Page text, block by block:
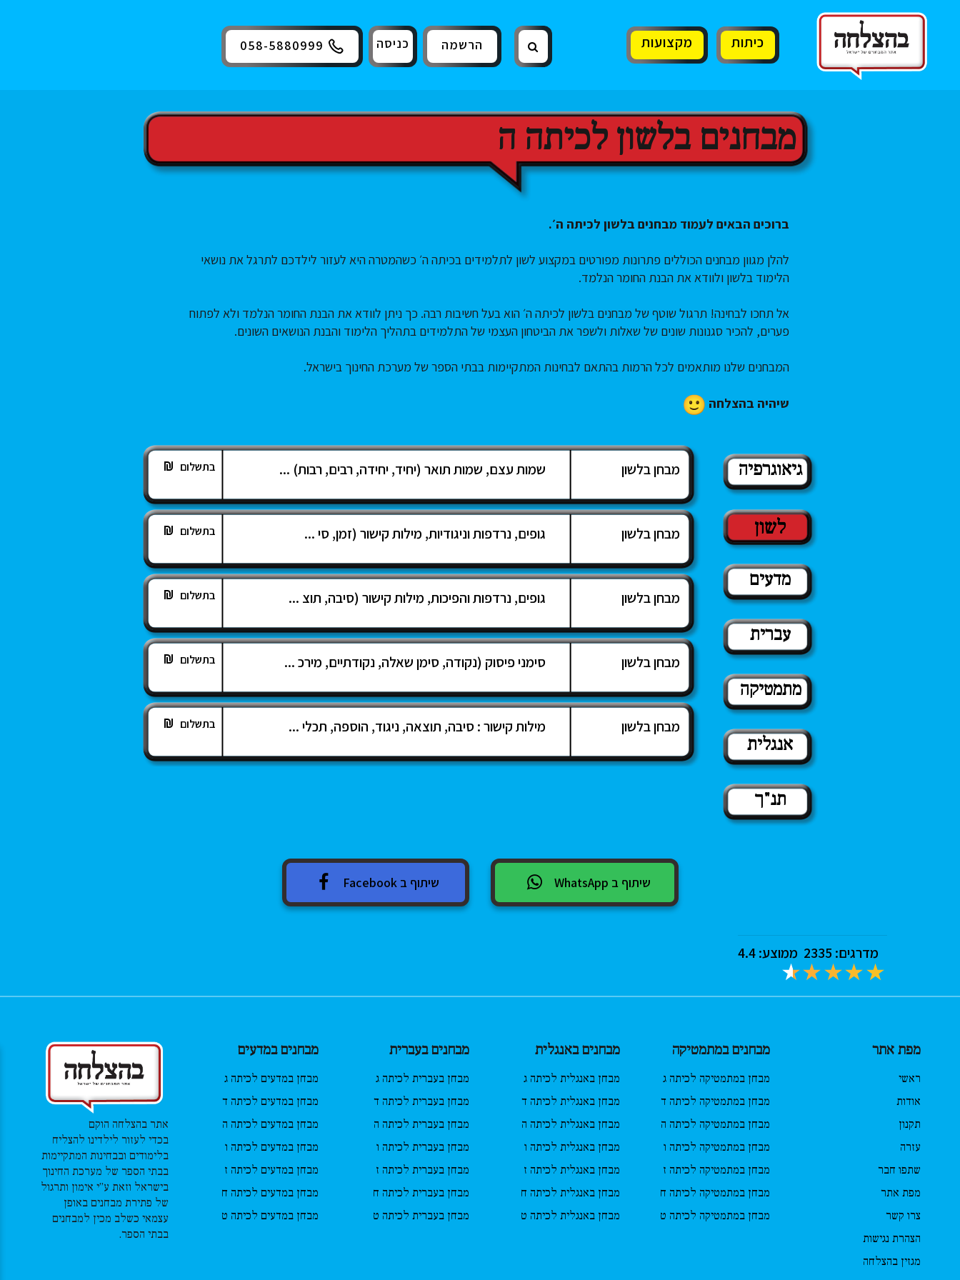
כיתות מקצועות הרשמה כניסה 058-5880999
מבחנים בלשון לכיתה ה
ברוכים הבאים לעמוד מבחנים בלשון לכיתה ה׳.
להלן מגוון מבחנים הכוללים פתרונות מפורטים במקצוע לשון לתלמידים בכיתה ה׳ כשהמטרה היא לעזור לילדכם לתרגל את נושאי
הלימוד בלשון ולוודא את הבנת החומר הנלמד.
אל תחכו לבחינה! תרגול שוטף של מבחנים בלשון לכיתה ה׳ הוא בעל חשיבות רבה. כך ניתן לוודא את הבנת החומר הנלמד ולא לפתוח
פערים, להכיר סגנונות שונים של שאלות ולשפר את הביטחון העצמי של התלמידים בתהליך הלימוד והבנת הנושאים השונים.
המבחנים שלנו מותאמים לכל הרמות בהתאם לבחינות המתקיימות בבתי הספר של מערכת החינוך בישראל.
שיהיה בהצלחה
גיאוגרפיה
לשון
מדעים
עברית
מתמטיקה
אנגלית
תנ"ך
מבחן בלשון שמות עצם, שמות תואר (יחיד, יחידה, רבים, רבות) ... בתשלום
מבחן בלשון גופים, נרדפות וניגודיות, מילות קישור (זמן, סי ... בתשלום
מבחן בלשון גופים, נרדפות והפיכות, מילות קישור (סיבה, תוצ ... בתשלום
מבחן בלשון סימני פיסוק (נקודה, סימן שאלה, נקודתיים, מירכ ... בתשלום
מבחן בלשון מילות קישור : סיבה, תוצאה, ניגוד, הוספה, תכלי ... בתשלום
שיתוף ב WhatsApp שיתוף ב Facebook
מדרגים: 2335 ממוצע:4.4
מפת אתר
ראשי
אודות
תקנון
עזרה
שתפו חבר
מפת אתר
צרו קשר
הצהרת נגישות
מגזין בהצלחה
מבחנים במתמטיקה
מבחן במתמטיקה לכיתה ג
מבחן במתמטיקה לכיתה ד
מבחן במתמטיקה לכיתה ה
מבחן במתמטיקה לכיתה ו
מבחן במתמטיקה לכיתה ז
מבחן במתמטיקה לכיתה ח
מבחן במתמטיקה לכיתה ט
מבחנים באנגלית
מבחן באנגלית לכיתה ג
מבחן באנגלית לכיתה ד
מבחן באנגלית לכיתה ה
מבחן באנגלית לכיתה ו
מבחן באנגלית לכיתה ז
מבחן באנגלית לכיתה ח
מבחן באנגלית לכיתה ט
מבחנים בעברית
מבחן בעברית לכיתה ג
מבחן בעברית לכיתה ד
מבחן בעברית לכיתה ה
מבחן בעברית לכיתה ו
מבחן בעברית לכיתה ז
מבחן בעברית לכיתה ח
מבחן בעברית לכיתה ט
מבחנים במדעים
מבחן במדעים לכיתה ג
מבחן במדעים לכיתה ד
מבחן במדעים לכיתה ה
מבחן במדעים לכיתה ו
מבחן במדעים לכיתה ז
מבחן במדעים לכיתה ח
מבחן במדעים לכיתה ט
אתר בהצלחה הוקם
בכדי לעזור לילדינו להצליח
בלימודים ובבחינות המתקיימות
בבתי הספר של מערכת החינוך
בישראל וזאת ע”י אימון ותרגול
של פתירת מבחנים באופן
עצמאי כשלב מכין למבחנים
בבתי הספר.